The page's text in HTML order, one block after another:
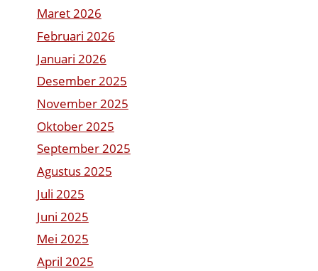
Maret 2026
Februari 2026
Januari 2026
Desember 2025
November 2025
Oktober 2025
September 2025
Agustus 2025
Juli 2025
Juni 2025
Mei 2025
April 2025